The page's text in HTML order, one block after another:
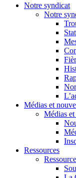
Notre syndicat
Notre
Médias et
Médias
Ressources